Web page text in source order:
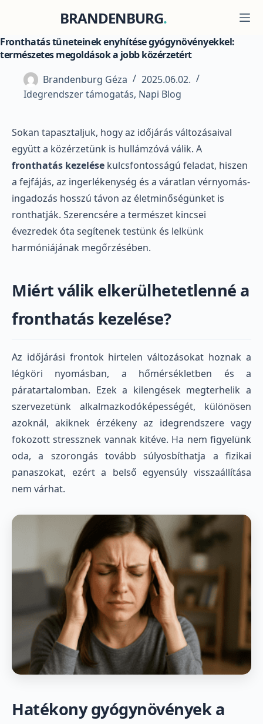
BRANDENBURG
Fronthatás tüneteinek enyhítése gyógynövényekkel:
természetes megoldások a jobb közérzetért
Brandenburg Géza
2025.06.02.
Idegrendszer támogatás, Napi Blog
Sokan tapasztaljuk, hogy az időjárás változásaival
együtt a közérzetünk is hullámzóvá válik. A
fronthatás kezelése kulcsfontosságú feladat, hiszen
a fejfájás, az ingerlékenység és a váratlan vérnyomás-
ingadozás hosszú távon az életminőségünket is
ronthatják. Szerencsére a természet kincsei
évezredek óta segítenek testünk és lelkünk
harmóniájának megőrzésében.
Miért válik elkerülhetetlenné a
fronthatás kezelése?
Az időjárási frontok hirtelen változásokat hoznak a
légköri nyomásban, a hőmérsékletben és a
páratartalomban. Ezek a kilengések megterhelik a
szervezetünk alkalmazkodóképességét, különösen
azoknál, akiknek érzékeny az idegrendszere vagy
fokozott stressznek vannak kitéve. Ha nem figyelünk
oda, a szorongás tovább súlyosbíthatja a fizikai
panaszokat, ezért a belső egyensúly visszaállítása
nem várhat.
Hatékony gyógynövények a